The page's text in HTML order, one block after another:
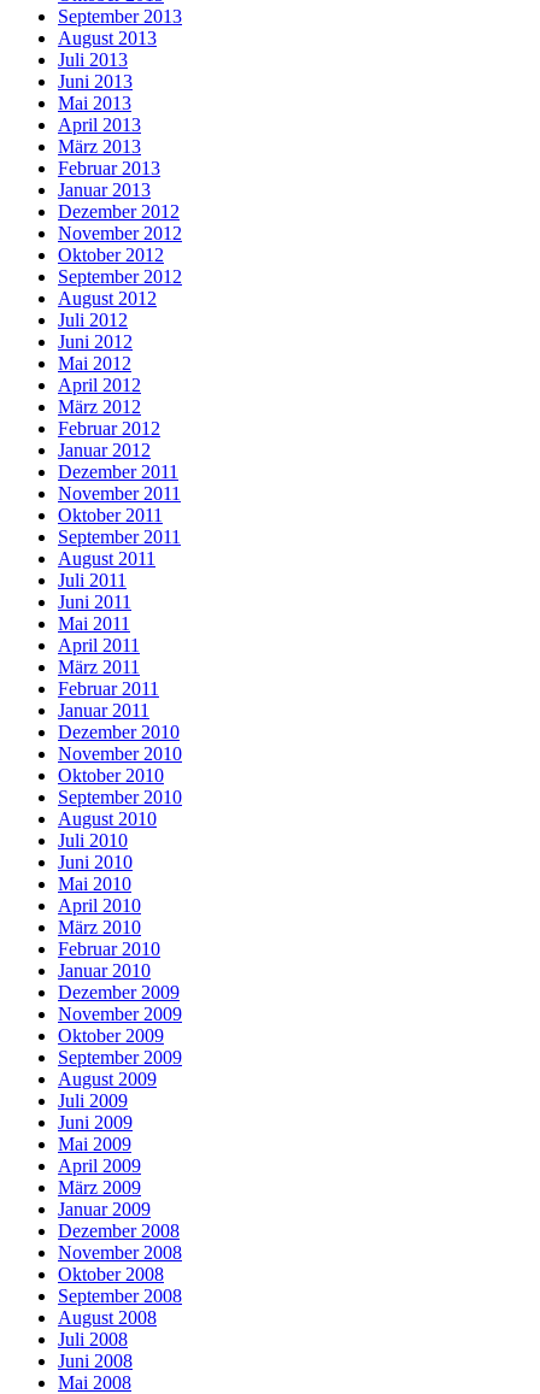
September 2013
August 2013
Juli 2013
Juni 2013
Mai 2013
April 2013
März 2013
Februar 2013
Januar 2013
Dezember 2012
November 2012
Oktober 2012
September 2012
August 2012
Juli 2012
Juni 2012
Mai 2012
April 2012
März 2012
Februar 2012
Januar 2012
Dezember 2011
November 2011
Oktober 2011
September 2011
August 2011
Juli 2011
Juni 2011
Mai 2011
April 2011
März 2011
Februar 2011
Januar 2011
Dezember 2010
November 2010
Oktober 2010
September 2010
August 2010
Juli 2010
Juni 2010
Mai 2010
April 2010
März 2010
Februar 2010
Januar 2010
Dezember 2009
November 2009
Oktober 2009
September 2009
August 2009
Juli 2009
Juni 2009
Mai 2009
April 2009
März 2009
Januar 2009
Dezember 2008
November 2008
Oktober 2008
September 2008
August 2008
Juli 2008
Juni 2008
Mai 2008